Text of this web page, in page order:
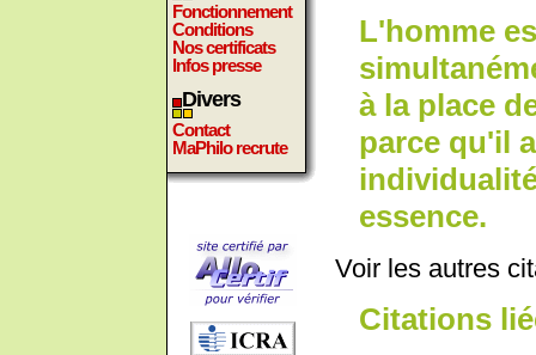
Fonctionnement
Conditions
Nos certificats
Infos presse
Divers
Contact
MaPhilo recrute
L'homme
à la place
parce qu'il
essence.
Voir les autres
Citations